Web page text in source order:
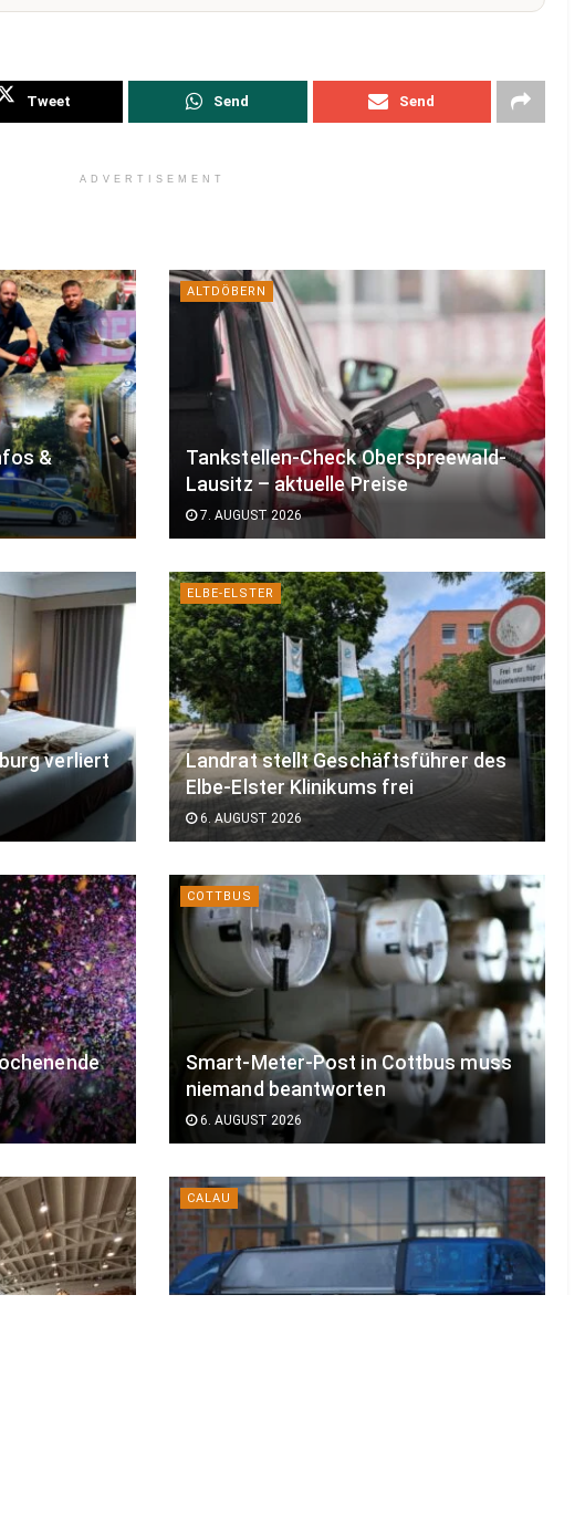
Tweet Send Send
ADVERTISEMENT
&
ALTDÖBERN
Tankstellen-Check Oberspreewald-
Lausitz – aktuelle Preise
7. AUGUST 2026
verliert
ELBE-ELSTER
Landrat stellt Geschäftsführer des
Elbe-Elster Klinikums frei
6. AUGUST 2026
COTTBUS
Smart-Meter-Post in Cottbus muss
niemand beantworten
6. AUGUST 2026
CALAU